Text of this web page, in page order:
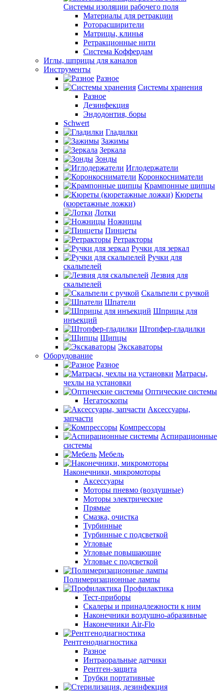
Системы изоляции рабочего поля
Материалы для ретракции
Роторасширители
Матрицы, клинья
Ретракционные нити
Система Коффердам
Иглы, шприцы для каналов
Инструменты
Разное
Системы хранения
Разное
Дезинфекция
Эндодонтия, боры
Schwert
Гладилки
Зажимы
Зеркала
Зонды
Иглодержатели
Коронкосниматели
Крампонные щипцы
Кюреты
(кюретажные ложки)
Лотки
Ножницы
Пинцеты
Ретракторы
Ручки для зеркал
Ручки для
скальпелей
Лезвия для
скальпелей
Скальпели с ручкой
Шпатели
Шприцы для
инъекций
Штопфер-гладилки
Щипцы
Экскаваторы
Оборудование
Разное
Матрасы,
чехлы на установки
Оптические системы
Негатоскопы
Аксессуары,
запчасти
Компрессоры
Аспирационные
системы
Мебель
Наконечники, микромоторы
Аксессуары
Моторы пневмо (воздушные)
Моторы электрические
Прямые
Смазка, очистка
Турбинные
Турбинные с подсветкой
Угловые
Угловые повышающие
Угловые с подсветкой
Полимеризационные лампы
Профилактика
Тест-приборы
Скалеры и принадлежности к ним
Наконечники воздушно-абразивные
Наконечники Air-Flo
Рентгенодиагностика
Разное
Интраоральные датчики
Рентген-защита
Трубки портативные